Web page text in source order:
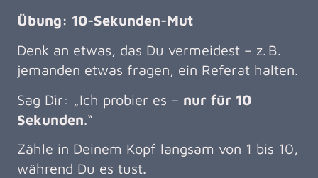
Übung: 10-Sekunden-Mut
Denk an etwas, das Du vermeidest – z. B.
jemanden etwas fragen, ein Referat halten.
Sag Dir: „Ich probier es – nur für 10
Sekunden .“
Zähle in Deinem Kopf langsam von 1 bis 10,
während Du es tust.